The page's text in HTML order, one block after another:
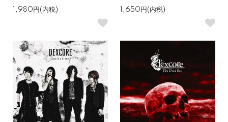
1,980円(内税)
1,650円(内税)